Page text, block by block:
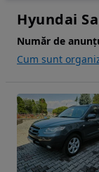
Hyundai
Număr de
Cum sunt